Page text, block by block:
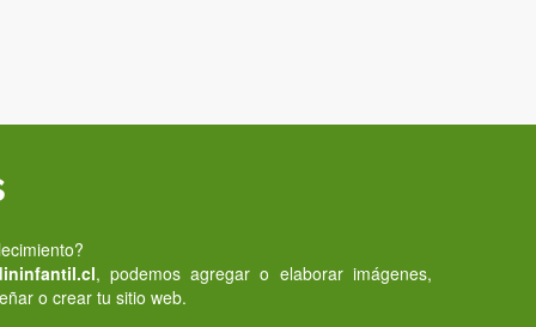
, podemos agregar o elaborar imágenes,
o crear tu sitio web.